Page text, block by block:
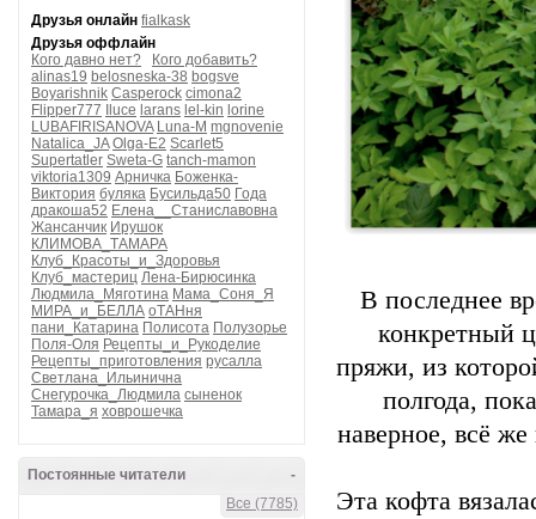
Друзья онлайн fialkask
Друзья оффлайн
Кого давно нет?
Кого добавить?
alinas19 belosneska-38 bogsve
Boyarishnik Casperock cimona2
Flipper777
Iluce larans lel-kin lorine
LUBAFIRISANOVA Luna-M mgnovenie
Natalica_JA Olga-E2 Scarlet5
Supertatler Sweta-G tanch-mamon
viktoria1309 Арничка Боженка-
Виктория буляка Бусильда50 Года
дракоша52 Елена__Станиславовна
Жансанчик Ирушок
КЛИМОВА_ТАМАРА
Клуб_Красоты_и_Здоровья
Клуб_мастериц Лена-Бирюсинка
Людмила_Мяготина Мама_Соня_Я
МИРА_и_БЕЛЛА оТАНня
пани_Катарина Полисота Полузорье
Поля-Оля Рецепты_и_Рукоделие
Рецепты_приготовления русалла
Светлана_Ильинична
Снегурочка_Людмила сыненок
Тамара_я ховрошечка
-
Постоянные читатели
Все (7785)
В последнее
конкретный
пряжи, из
полгода,
наверное, всё
Эта кофта